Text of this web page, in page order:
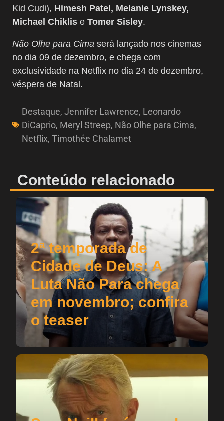
Kid Cudi), Himesh Patel, Melanie Lynskey,
Michael Chiklis e Tomer Sisley.
Não Olhe para Cima será lançado nos cinemas
no dia 09 de dezembro, e chega com
exclusividade na Netflix no dia 24 de dezembro,
véspera de Natal.
Destaque, Jennifer Lawrence, Leonardo
DiCaprio, Meryl Streep, Não Olhe para Cima,
Netflix, Timothée Chalamet
Conteúdo relacionado
2ª temporada de
Cidade de Deus: A
Luta Não Para chega
em novembro; confira
o teaser